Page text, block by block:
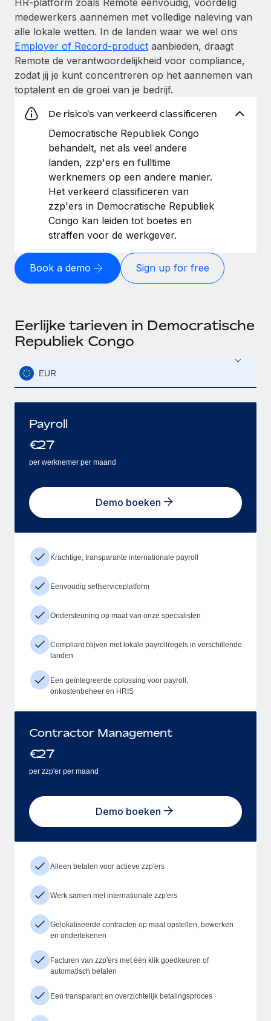
medewerkers aannemen met volledige naleving van
alle lokale wetten. In de landen waar we wel ons
Employer of Record-product aanbieden, draagt
Remote de verantwoordelijkheid voor compliance,
zodat jij je kunt concentreren op het aannemen van
toptalent en de groei van je bedrijf.
De risico's van verkeerd classificeren
Democratische Republiek Congo
behandelt, net als veel andere
landen, zzp'ers en fulltime
werknemers op een andere manier.
Het verkeerd classificeren van
zzp'ers in Democratische Republiek
Congo kan leiden tot boetes en
straffen voor de werkgever.
Book a demo Sign up for free
Eerlijke tarieven in Democratische
Republiek Congo
EUR
Payroll
€27
per werknemer per maand
Demo boeken
Krachtige, transparante internationale payroll
Eenvoudig selfserviceplatform
Ondersteuning op maat van onze specialisten
Compliant blijven met lokale payrollregels in verschillende
landen
Een geïntegreerde oplossing voor payroll,
onkostenbeheer en HRIS
Contractor Management
€27
per zzp'er per maand
Demo boeken
Alleen betalen voor actieve zzp'ers
Werk samen met internationale zzp'ers
Gelokaliseerde contracten op maat opstellen, bewerken
en ondertekenen
Facturen van zzp'ers met één klik goedkeuren of
automatisch betalen
Een transparant en overzichtelijk betalingsproces